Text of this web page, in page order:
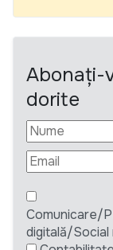
Abonați-
dorite
Comunicare/
digitală/Social